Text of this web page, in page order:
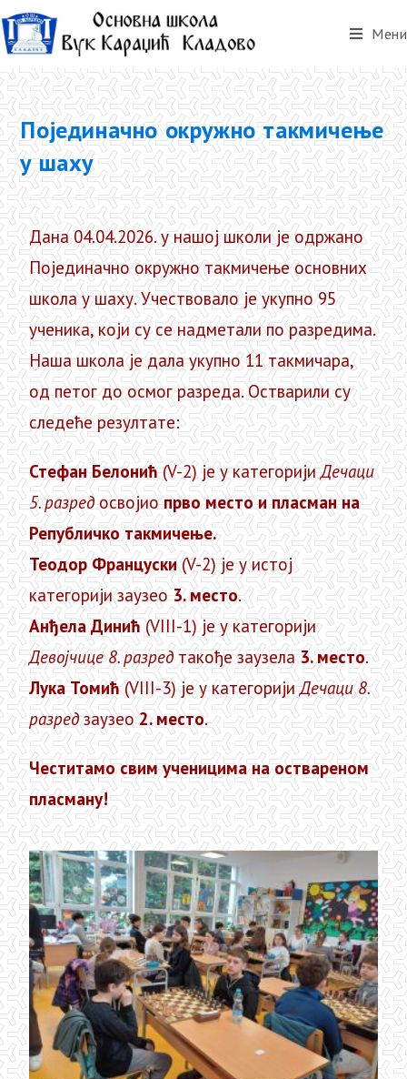
Мени
Појединачно окружно такмичење
у шаху
Дана 04.04.2026. у нашој школи је одржано
Појединачно окружно такмичење основних
школа у шаху. Учествовало је укупно 95
ученика, који су се надметали по разредима.
Наша школа је дала укупно 11 такмичара,
од петог до осмог разреда. Остварили су
следеће резултате:
Стефан Белонић(V-2) је у категоријиДечаци
5. разредосвојиопрво место и пласман на
Републичко такмичење.
Теодор Француски(V-2) је у истој
категорији заузео3. место.
Анђела Динић(VIII-1) је у категорији
Девојчице 8. разредтакође заузела3. место.
Лука Томић(VIII-3) је у категоријиДечаци 8.
разредзаузео2. место.
Честитамо свим ученицима на оствареном
пласману!